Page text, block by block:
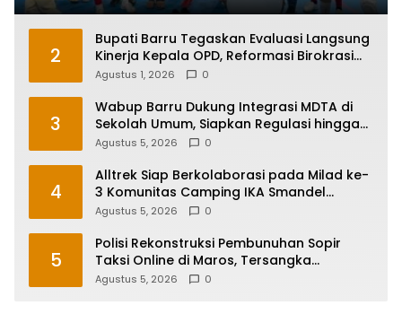
2
Bupati Barru Tegaskan Evaluasi Langsung
Kinerja Kepala OPD, Reformasi Birokrasi
Jadi Prioritas
Agustus 1, 2026 0
3
Wabup Barru Dukung Integrasi MDTA di
Sekolah Umum, Siapkan Regulasi hingga
Tim Khusus
Agustus 5, 2026 0
4
Alltrek Siap Berkolaborasi pada Milad ke-
3 Komunitas Camping IKA Smandel
Makassar di Malino
Agustus 5, 2026 0
5
Polisi Rekonstruksi Pembunuhan Sopir
Taksi Online di Maros, Tersangka
Peragakan 24 Adegan
Agustus 5, 2026 0